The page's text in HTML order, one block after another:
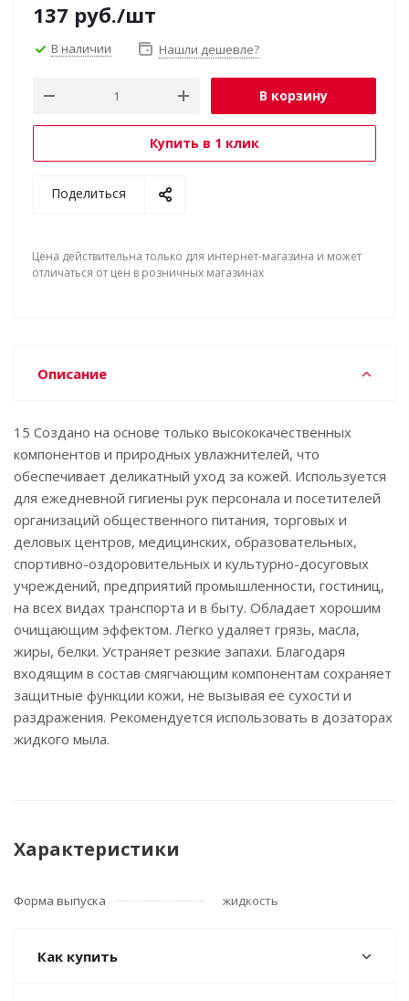
137 руб./шт
В наличии Нашли дешевле?
В корзину
Купить в 1 клик
Поделиться
Цена действительна только для интернет-магазина и может
отличаться от цен в розничных магазинах
Описание
15 Cоздано на основе только высококачественных
компонентов и природных увлажнителей, что
обеспечивает деликатный уход за кожей. Используется
для ежедневной гигиены рук персонала и посетителей
организаций общественного питания, торговых и
деловых центров, медицинских, образовательных,
спортивно-оздоровительных и культурно-досуговых
учреждений, предприятий промышленности, гостиниц,
на всех видах транспорта и в быту. Обладает хорошим
очищающим эффектом. Легко удаляет грязь, масла,
жиры, белки. Устраняет резкие запахи. Благодаря
входящим в состав смягчающим компонентам сохраняет
защитные функции кожи, не вызывая ее сухости и
раздражения. Рекомендуется использовать в дозаторах
жидкого мыла.
Характеристики
Форма выпуска жидкость
Как купить